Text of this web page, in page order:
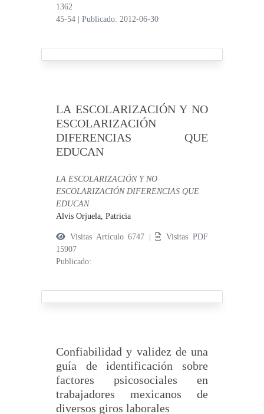
1362
45-54
|Publicado: 2012-06-30
LA ESCOLARIZACIÓN Y NO
ESCOLARIZACIÓN
DIFERENCIAS QUE
EDUCAN
LA ESCOLARIZACIÓN Y NO
ESCOLARIZACIÓN DIFERENCIAS QUE
EDUCAN
Alvis Orjuela, Patricia
Visitas Artículo 6747 |
Visitas PDF
15907
Publicado:
Confiabilidad y validez de una
guía de identificación sobre
factores psicosociales en
trabajadores mexicanos de
diversos giros laborales